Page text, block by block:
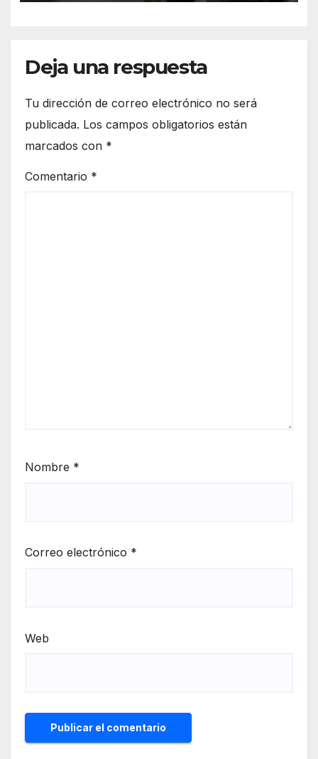
Deja una respuesta
Tu dirección de correo electrónico no será
publicada. Los campos obligatorios están
marcados con *
Comentario *
Nombre *
Correo electrónico *
Web